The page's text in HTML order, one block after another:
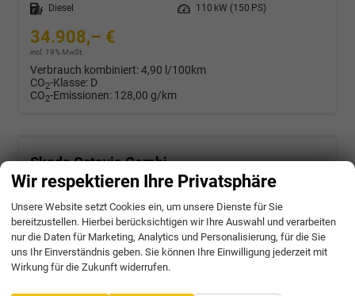
Kraftstoff
Diesel Leistung 110 kW (150 PS)
34.908,– €
incl. 19% MwSt.
Verbrauch kombiniert:4,90 l/100km
CO2-Klasse: D
CO2-Emissionen: 128,00 g/km
Skoda Octavia Combi
Sportline 1.5 eTSI mHEV 150PS/110kW DSG7 2026
unverbindliche Lieferzeit: Ca. 10 Wochen Neuwagen
Fahrzeugnr. 59547 Getriebe
Doppelkupplungsgetriebe (DSG)
Kraftstoff
Benzin Leistung 110 kW (150 PS)
37.672,– €
Wir respektieren Ihre Privatsphäre
Unsere Website setzt Cookies ein, um unsere Dienste für Sie
bereitzustellen. Hierbei berücksichtigen wir Ihre Auswahl und verarbeiten
nur die Daten für Marketing, Analytics und Personalisierung, für die Sie
uns Ihr Einverständnis geben. Sie können Ihre Einwilligung jederzeit mit
Wirkung für die Zukunft widerrufen.